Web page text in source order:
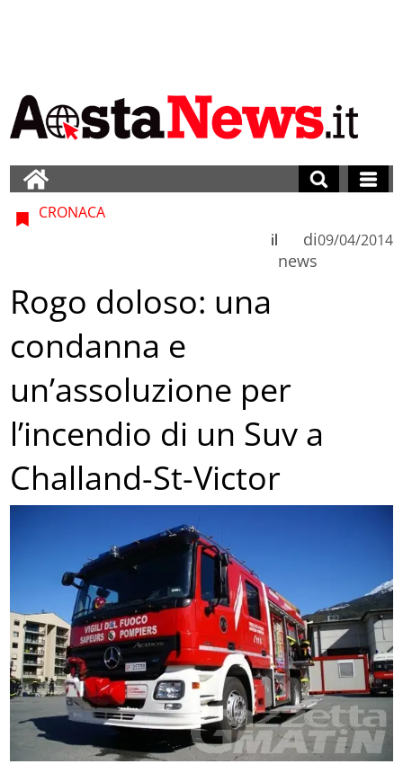
CRONACA
di
news
il 09/04/2014
Rogo doloso: una
condanna e
un’assoluzione per
l’incendio di un Suv a
Challand-St-Victor